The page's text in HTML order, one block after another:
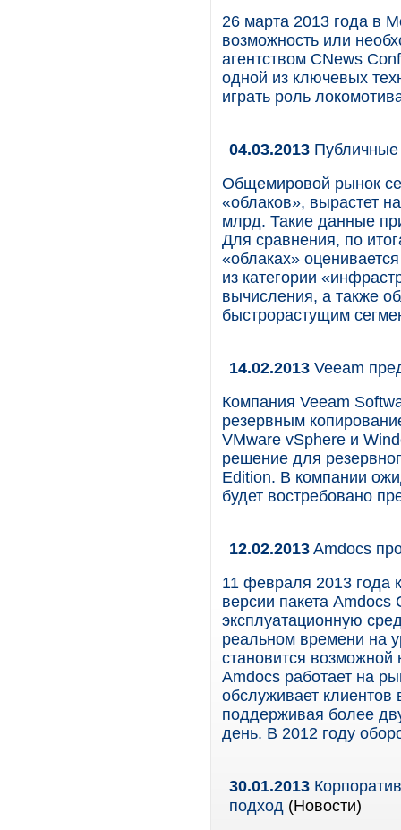
26 марта 2013 года в
возможность или
агентством CNews
одной из ключевых
играть роль
04.03.2013
Общемировой рынок
«облаков», вырастет
млрд. Такие данные
Для сравнения, по
«облаках»
из категории
вычисления, а также
быстрорастущим
14.02.2013 Veeam
Компания Veeam
резервным
VMware vSphere и
решение для
Edition. В компании
будет востребовано
12.02.2013Amdocs
11 февраля 2013 года
версии пакета
эксплуатационную
реальном времени на
становится возможной
Amdocs работает на
обслуживает
поддерживая более
день. В 2012 году
30.01.2013
подход (Новости)